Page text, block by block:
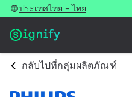
ประเทศไทย - ไทย
กลับไปที่กลุ่มผลิตภัณฑ์